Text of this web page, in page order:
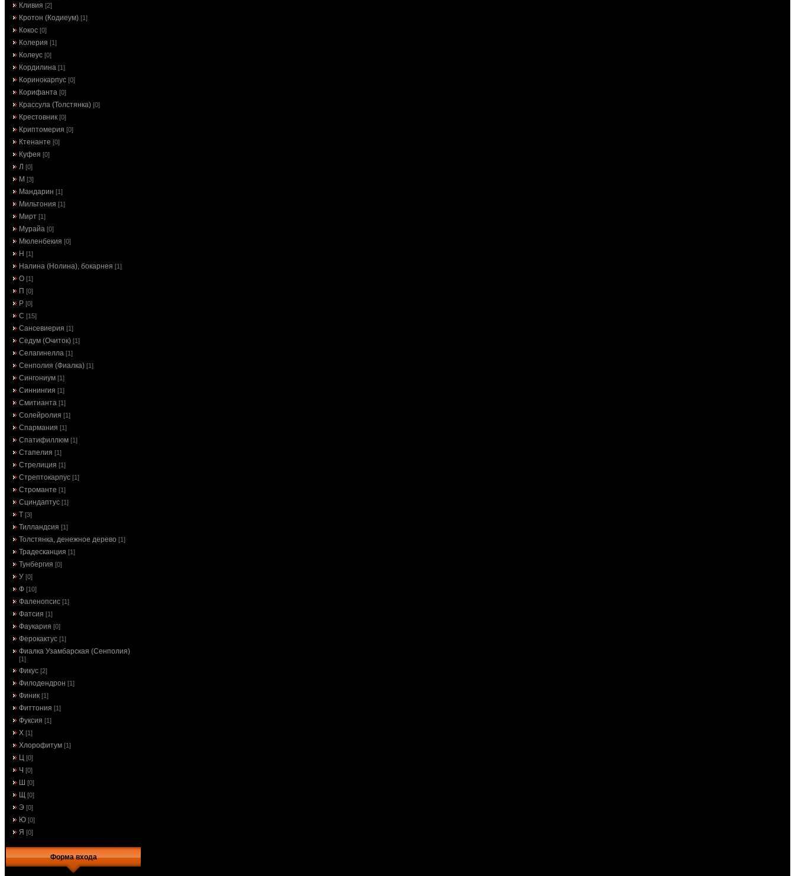
Кливия [2]
Кротон (Кодиеум) [1]
Кокос [0]
Колерия [1]
Колеус [0]
Кордилина [1]
Коринокарпус [0]
Корифанта [0]
Крассула (Толстянка) [0]
Крестовник [0]
Криптомерия [0]
Ктенанте [0]
Куфея [0]
Л [0]
М [3]
Мандарин [1]
Мильтония [1]
Мирт [1]
Мурайа [0]
Мюленбекия [0]
Н [1]
Налина (Нолина), бокарнея [1]
О [1]
П [0]
Р [0]
С [15]
Сансевиерия [1]
Седум (Очиток) [1]
Селагинелла [1]
Сенполия (Фиалка) [1]
Сингониум [1]
Синнингия [1]
Смитианта [1]
Солейролия [1]
Спармания [1]
Спатифиллюм [1]
Стапелия [1]
Стрелиция [1]
Стрептокарпус [1]
Строманте [1]
Сциндаптус [1]
Т [3]
Тилландсия [1]
Толстянка, денежное дерево [1]
Традесканция [1]
Тунбергия [0]
У [0]
Ф [10]
Фаленопсис [1]
Фатсия [1]
Фаукария [0]
Ферокактус [1]
Фиалка Узамбарская (Сенполия)
[1]
Фикус [2]
Филодендрон [1]
Финик [1]
Фиттония [1]
Фуксия [1]
Х [1]
Хлорофитум [1]
Ц [0]
Ч [0]
Ш [0]
Щ [0]
Э [0]
Ю [0]
Я [0]
Форма входа